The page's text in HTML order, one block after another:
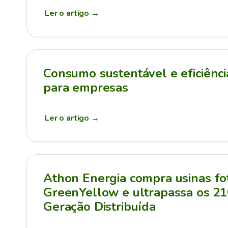
Ler o artigo →
Consumo sustentável e
para empresas
Ler o artigo →
Athon Energia compra usinas
GreenYellow e ultrapassa os
Geração Distribuída